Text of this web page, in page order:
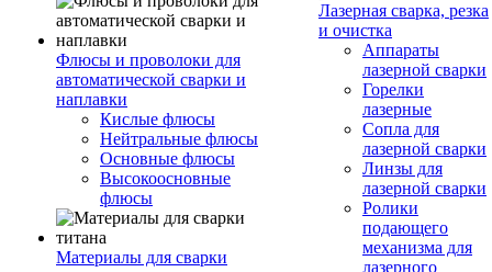
Флюсы и проволоки для
автоматической сварки и
наплавки
Кислые флюсы
Нейтральные флюсы
Основные флюсы
Высокоосновные
флюсы
Материалы для сварки
Лазерная сварка, резка
и очистка
Аппараты
лазерной сварки
Горелки
лазерные
Сопла для
лазерной сварки
Линзы для
лазерной сварки
Ролики
подающего
механизма для
лазерного